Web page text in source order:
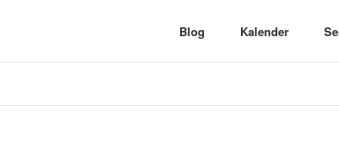
Blog Kalender